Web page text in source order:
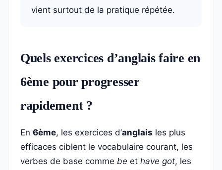
vient surtout de la pratique répétée.
Quels exercices d’anglais faire en
6ème pour progresser
rapidement ?
En 6ème, les exercices d’anglais les plus
efficaces ciblent le vocabulaire courant, les
verbes de base comme be et have got, les